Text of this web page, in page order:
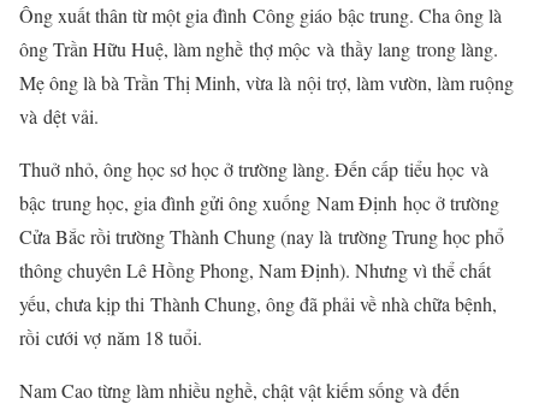
Ông xuất thân từ một gia đình Công giáo bậc trung. Cha ông là
ông Trần Hữu Huệ, làm nghề thợ mộc và thầy lang trong làng.
Mẹ ông là bà Trần Thị Minh, vừa là nội trợ, làm vườn, làm ruộng
và dệt vải.
Thuở nhỏ, ông học sơ học ở trường làng. Đến cấp tiểu học và
bậc trung học, gia đình gửi ông xuống Nam Định học ở trường
Cửa Bắc rồi trường Thành Chung (nay là trường Trung học phổ
thông chuyên Lê Hồng Phong, Nam Định). Nhưng vì thể chất
yếu, chưa kịp thi Thành Chung, ông đã phải về nhà chữa bệnh,
rồi cưới vợ năm 18 tuổi.
Nam Cao từng làm nhiều nghề, chật vật kiếm sống và đến